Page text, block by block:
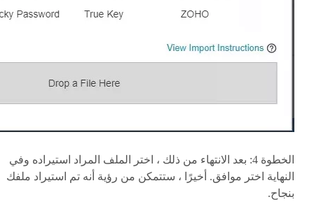
الخطوة 4: بعد الانتهاء من ذلك ، اختر الملف المراد استيراده وفي
النهاية اختر موافق. أخيرًا ، ستتمكن من رؤية أنه تم استيراد ملفك
بنجاح.